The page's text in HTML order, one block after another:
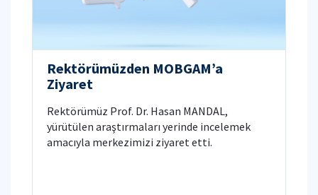
Rektörümüzden MOBGAM’a
Ziyaret
Rektörümüz Prof. Dr. Hasan MANDAL,
yürütülen araştırmaları yerinde incelemek
amacıyla merkezimizi ziyaret etti.